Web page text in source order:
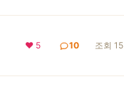
❤ 5 10 조회 15